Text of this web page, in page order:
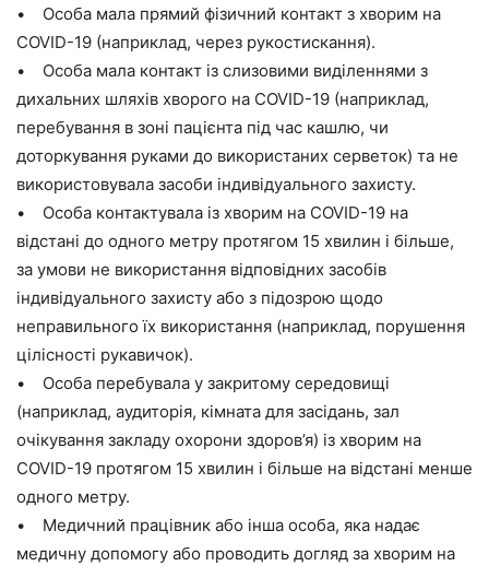
• Особа мала прямий фізичний контакт з хворим на
COVID-19 (наприклад, через рукостискання).
• Особа мала контакт із слизовими виділеннями з
дихальних шляхів хворого на COVID-19 (наприклад,
перебування в зоні пацієнта під час кашлю, чи
доторкування руками до використаних серветок) та не
використовувала засоби індивідуального захисту.
• Особа контактувала із хворим на COVID-19 на
відстані до одного метру протягом 15 хвилин і більше,
за умови не використання відповідних засобів
індивідуального захисту або з підозрою щодо
неправильного їх використання (наприклад, порушення
цілісності рукавичок).
• Особа перебувала у закритому середовищі
(наприклад, аудиторія, кімната для засідань, зал
очікування закладу охорони здоров’я) із хворим на
COVID-19 протягом 15 хвилин і більше на відстані менше
одного метру.
• Медичний працівник або інша особа, яка надає
медичну допомогу або проводить догляд за хворим на